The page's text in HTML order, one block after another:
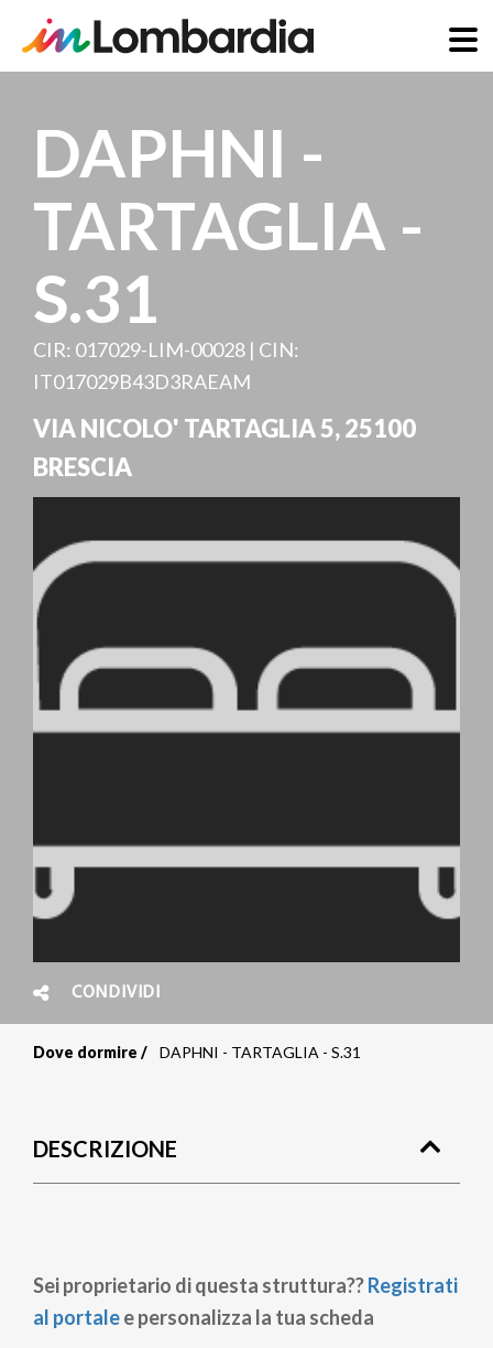
contenuto
principale
DAPHNI -
TARTAGLIA -
S.31
CIR: 017029-LIM-00028 | CIN:
IT017029B43D3RAEAM
VIA NICOLO' TARTAGLIA 5,25100
BRESCIA
CONDIVIDI
pane
Dove dormire DAPHNI - TARTAGLIA - S.31
DESCRIZIONE
Sei proprietario di questa struttura??Registrati
al portalee personalizza la tua scheda